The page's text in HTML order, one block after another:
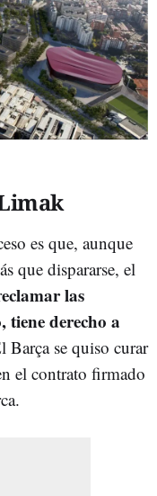
es que, aunque
que dispararse, el
eclamar las
tiene derecho a
Barça se quiso curar
el contrato firmado